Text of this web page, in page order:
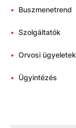
• Buszmenetrend
• Szolgáltatók
• Orvosi ügyeletek
• Ügyintézés